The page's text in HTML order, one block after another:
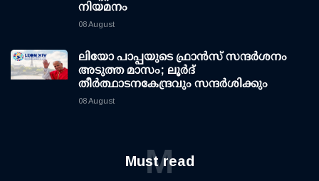
നിയമനം
08 August
ലിയോ പാപ്പയുടെ ഫ്രാൻസ് സന്ദർശനം
അടുത്ത മാസം; ലൂർദ്
തീർത്ഥാടനകേന്ദ്രവും സന്ദർശിക്കും
08 August
Must read
M